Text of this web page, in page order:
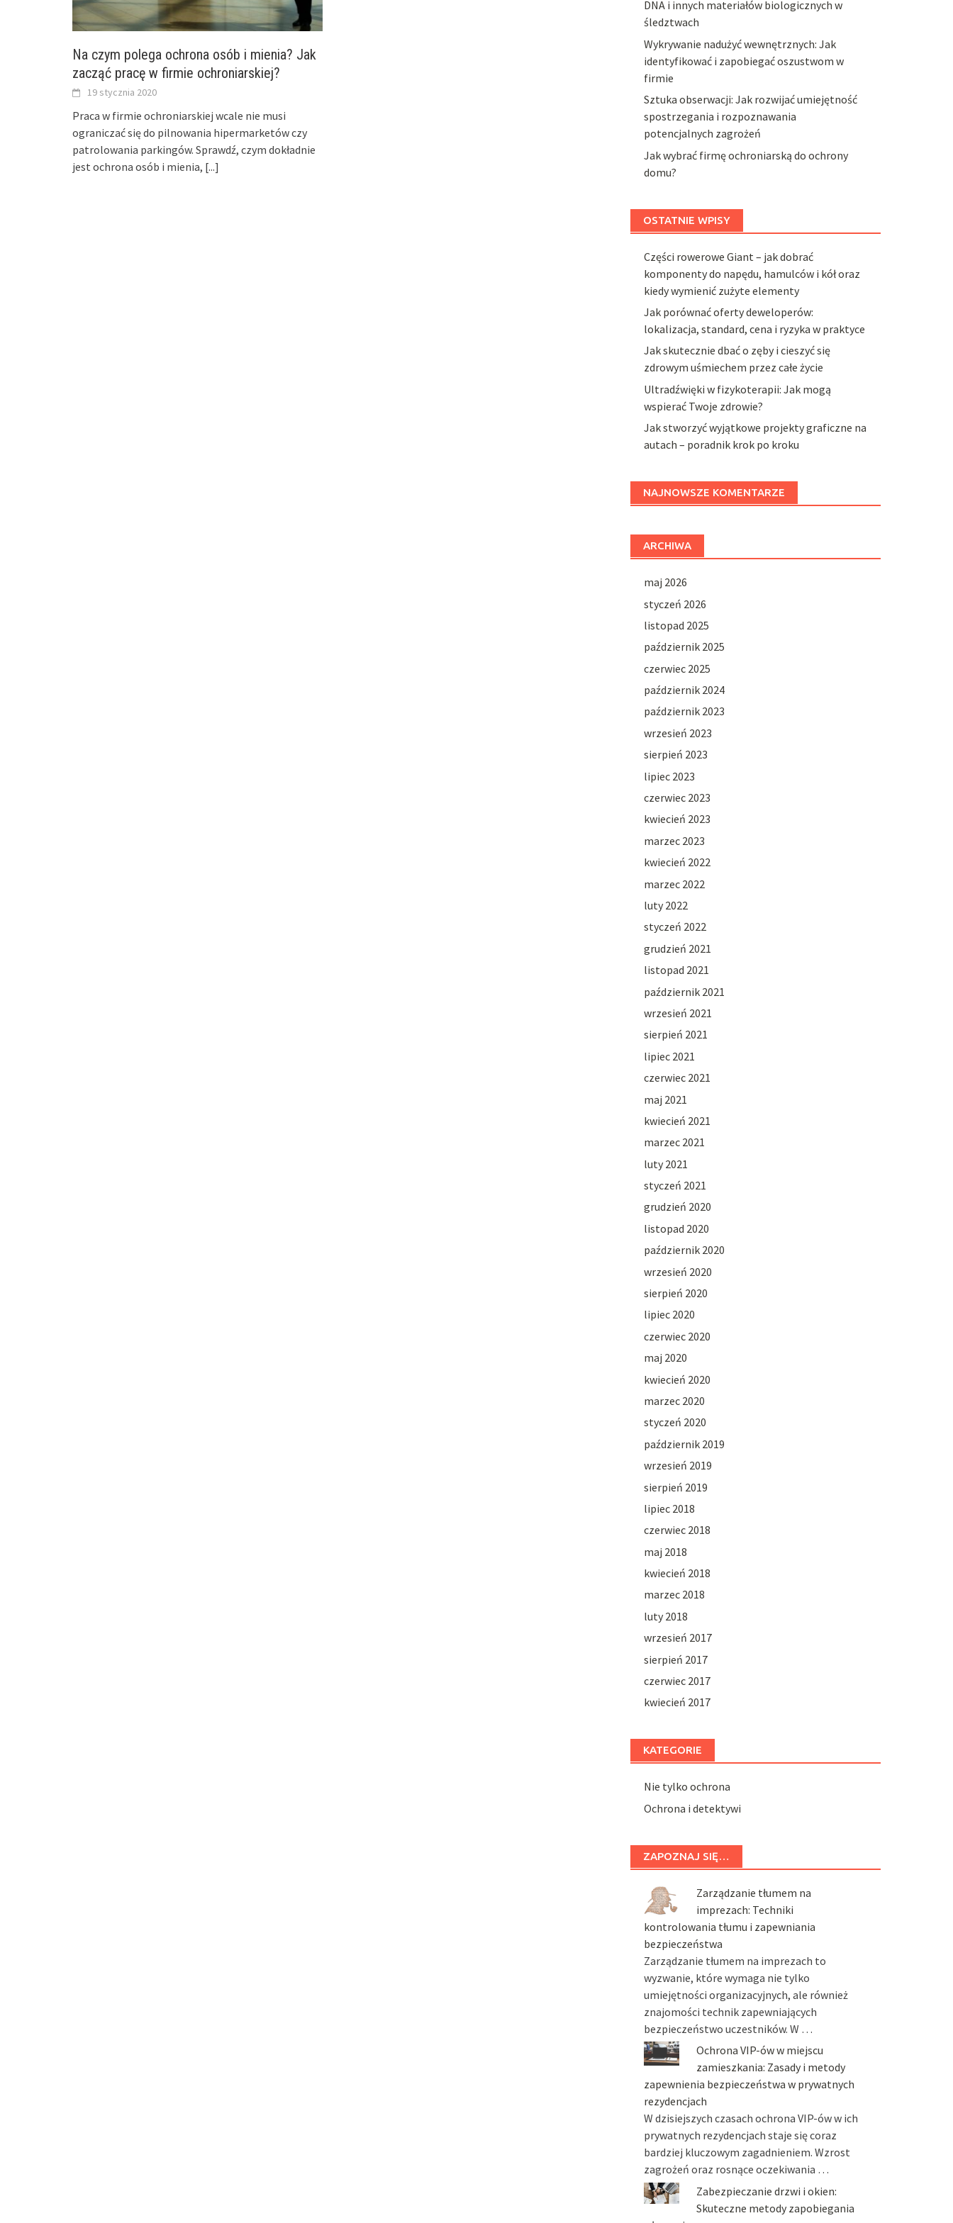
Na czym polega ochrona osób i mienia? Jak
zacząć pracę w firmie ochroniarskiej?
19 stycznia 2020
Praca w firmie ochroniarskiej wcale nie musi
ograniczać się do pilnowania hipermarketów czy
patrolowania parkingów. Sprawdź, czym dokładnie
jest ochrona osób i mienia, [...]
DNA i innych materiałów biologicznych w
śledztwach
Wykrywanie nadużyć wewnętrznych: Jak
identyfikować i zapobiegać oszustwom w
firmie
Sztuka obserwacji: Jak rozwijać umiejętność
spostrzegania i rozpoznawania
potencjalnych zagrożeń
Jak wybrać firmę ochroniarską do ochrony
domu?
OSTATNIE WPISY
Części rowerowe Giant – jak dobrać
komponenty do napędu, hamulców i kół oraz
kiedy wymienić zużyte elementy
Jak porównać oferty deweloperów:
lokalizacja, standard, cena i ryzyka w praktyce
Jak skutecznie dbać o zęby i cieszyć się
zdrowym uśmiechem przez całe życie
Ultradźwięki w fizykoterapii: Jak mogą
wspierać Twoje zdrowie?
Jak stworzyć wyjątkowe projekty graficzne na
autach – poradnik krok po kroku
NAJNOWSZE KOMENTARZE
ARCHIWA
maj 2026
styczeń 2026
listopad 2025
październik 2025
czerwiec 2025
październik 2024
październik 2023
wrzesień 2023
sierpień 2023
lipiec 2023
czerwiec 2023
kwiecień 2023
marzec 2023
kwiecień 2022
marzec 2022
luty 2022
styczeń 2022
grudzień 2021
listopad 2021
październik 2021
wrzesień 2021
sierpień 2021
lipiec 2021
czerwiec 2021
maj 2021
kwiecień 2021
marzec 2021
luty 2021
styczeń 2021
grudzień 2020
listopad 2020
październik 2020
wrzesień 2020
sierpień 2020
lipiec 2020
czerwiec 2020
maj 2020
kwiecień 2020
marzec 2020
styczeń 2020
październik 2019
wrzesień 2019
sierpień 2019
lipiec 2018
czerwiec 2018
maj 2018
kwiecień 2018
marzec 2018
luty 2018
wrzesień 2017
sierpień 2017
czerwiec 2017
kwiecień 2017
KATEGORIE
Nie tylko ochrona
Ochrona i detektywi
ZAPOZNAJ SIĘ…
Zarządzanie tłumem na
imprezach: Techniki
kontrolowania tłumu i zapewniania
bezpieczeństwa
Zarządzanie tłumem na imprezach to
wyzwanie, które wymaga nie tylko
umiejętności organizacyjnych, ale również
znajomości technik zapewniających
bezpieczeństwo uczestników. W …
Ochrona VIP-ów w miejscu
zamieszkania: Zasady i metody
zapewnienia bezpieczeństwa w prywatnych
rezydencjach
W dzisiejszych czasach ochrona VIP-ów w ich
prywatnych rezydencjach staje się coraz
bardziej kluczowym zagadnieniem. Wzrost
zagrożeń oraz rosnące oczekiwania …
Zabezpieczanie drzwi i okien:
Skuteczne metody zapobiegania